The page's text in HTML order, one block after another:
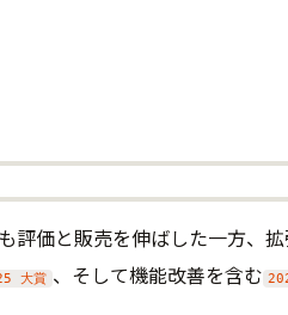
価と販売を伸ばした一方、
大賞 、そして機能改善を含む